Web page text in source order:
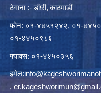
ठेगाना :- डाँछी, काठमाडौं
फोन: ०१-४४५१२४२, ०१-
०१-४४५०९८६
फ्याक्स: ०१-४४५०३५६
इमेल:
,